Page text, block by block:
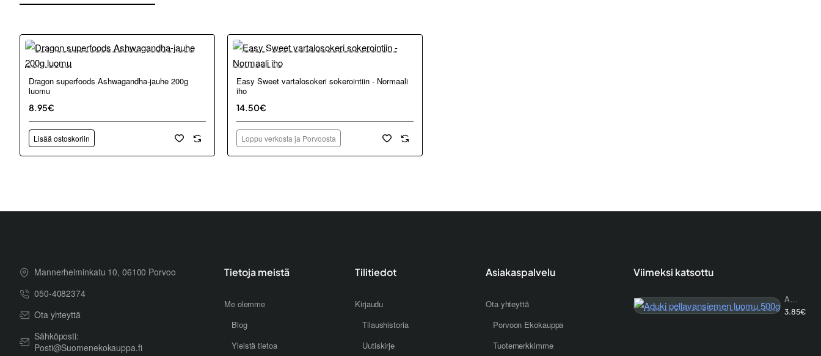
Dragon superfoods Ashwagandha-jauhe 200g
luomu
8.95€
Lisää ostoskoriin
Loppu verkosta ja Porvoosta
Easy Sweet vartalosokeri sokerointiin - Normaali
iho
14.50€
Loppu verkosta ja Porvoosta
Mannerheiminkatu 10, 06100 Porvoo
050-4082374
Ota yhteyttä
Sähköposti:
Posti@Suomenekokauppa.fi
Tietoja meistä
Me olemme
Blog
Yleistä tietoa
Tilitiedot
Kirjaudu
Tilaushistoria
Uutiskirje
Asiakaspalvelu
Ota yhteyttä
Porvoon Ekokauppa
Tuotemerkkimme
Viimeksi katsottu
Aduki pellavansiemen luomu 500g
3.85€